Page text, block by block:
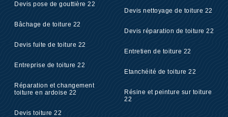
Devis pose de gouttière 22
Bâchage de toiture 22
Devis fuite de toiture 22
Entreprise de toiture 22
Réparation et changement
toiture en ardoise 22
Devis toiture 22
Devis nettoyage de toiture 22
Devis réparation de toiture 22
Entretien de toiture 22
Etanchéité de toiture 22
Résine et peinture sur toiture
22